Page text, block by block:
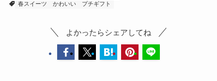
春スイーツ
かわいい プチギフト
よかったらシェアしてね